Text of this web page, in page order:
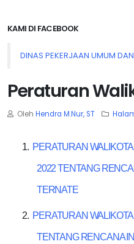
KAMI DI FACEBOOK
DINAS PEKERJAAN UMUM
Peraturan
Oleh Hendra M.Nur, ST
1. PERATURAN
2022 TENTANG
TERNATE
2. PERATURAN
TENTANG RENCANA